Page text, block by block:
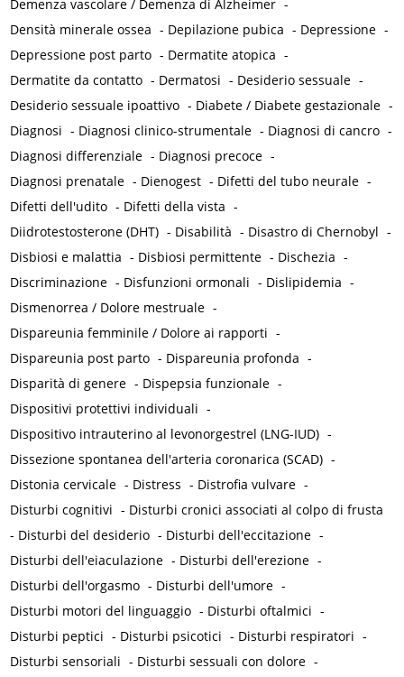
Demenza vascolare / Demenza di Alzheimer -
Densità minerale ossea - Depilazione pubica - Depressione -
Depressione post parto - Dermatite atopica -
Dermatite da contatto - Dermatosi - Desiderio sessuale -
Desiderio sessuale ipoattivo - Diabete / Diabete gestazionale -
Diagnosi - Diagnosi clinico-strumentale - Diagnosi di cancro -
Diagnosi differenziale - Diagnosi precoce -
Diagnosi prenatale - Dienogest - Difetti del tubo neurale -
Difetti dell'udito - Difetti della vista -
Diidrotestosterone (DHT) - Disabilità - Disastro di Chernobyl -
Disbiosi e malattia - Disbiosi permittente - Dischezia -
Discriminazione - Disfunzioni ormonali - Dislipidemia -
Dismenorrea / Dolore mestruale -
Dispareunia femminile / Dolore ai rapporti -
Dispareunia post parto - Dispareunia profonda -
Disparità di genere - Dispepsia funzionale -
Dispositivi protettivi individuali -
Dispositivo intrauterino al levonorgestrel (LNG-IUD) -
Dissezione spontanea dell'arteria coronarica (SCAD) -
Distonia cervicale - Distress - Distrofia vulvare -
Disturbi cognitivi - Disturbi cronici associati al colpo di frusta
- Disturbi del desiderio - Disturbi dell'eccitazione -
Disturbi dell'eiaculazione - Disturbi dell'erezione -
Disturbi dell'orgasmo - Disturbi dell'umore -
Disturbi motori del linguaggio - Disturbi oftalmici -
Disturbi peptici - Disturbi psicotici - Disturbi respiratori -
Disturbi sensoriali - Disturbi sessuali con dolore -